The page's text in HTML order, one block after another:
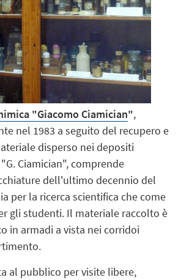
"Giacomo Ciamician",
nel 1983 a seguito del recupero e
disperso nei depositi
Ciamician", comprende
dell'ultimo decennio del
per la ricerca scientifica che come
gli studenti. Il materiale raccolto è
in armadi a vista nei corridoi
al pubblico per visite libere,